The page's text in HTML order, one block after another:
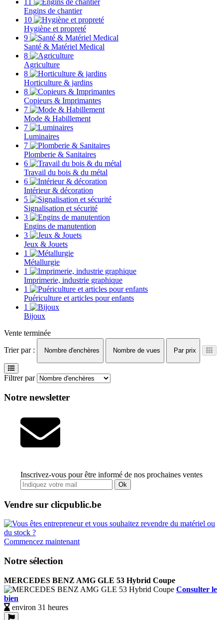
11
Engins de chantier
10
Hygiène et propreté
9
Santé & Matériel Medical
8
Agriculture
8
Horticulture & jardins
8
Copieurs & Imprimantes
7
Mode & Habillement
7
Luminaires
7
Plomberie & Sanitaires
6
Travail du bois & du métal
6
Intérieur & décoration
5
Signalisation et sécurité
3
Engins de manutention
3
Jeux & Jouets
1
Métallurgie
1
Imprimerie, industrie graphique
1
Puériculture et articles pour enfants
1
Bijoux
Vente terminée
Trier par :
Nombre d'enchères Nombre de vues Par prix
Filtrer par
Notre newsletter
Inscrivez-vous pour être informé de nos prochaines ventes
Ok
Vendre sur clicpublic.be
Commencez maintenant
Notre sélection
MERCEDES BENZ AMG GLE 53 Hybrid Coupe
Consulter le
bien
environ 31 heures